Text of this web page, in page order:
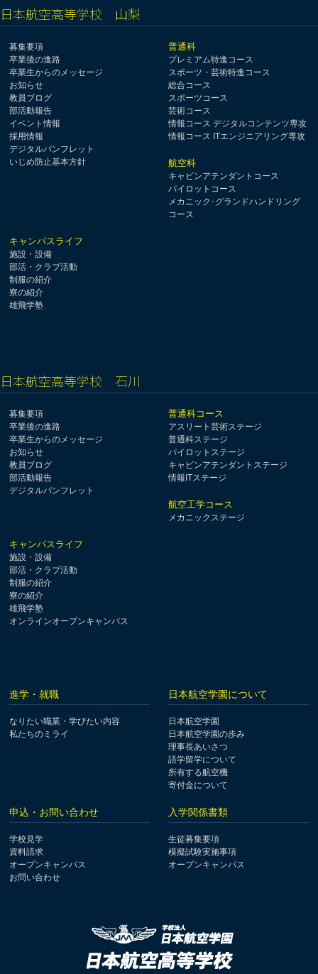
日本航空高等学校 山梨
募集要項
卒業後の進路
卒業生からのメッセージ
お知らせ
教員ブログ
部活動報告
イベント情報
採用情報
デジタルパンフレット
いじめ防止基本方針
普通科
プレミアム特進コース
スポーツ・芸術特進コース
総合コース
スポーツコース
芸術コース
情報コース デジタルコンテンツ専攻
情報コース ITエンジニアリング専攻
航空科
キャビンアテンダントコース
パイロットコース
メカニック･グランドハンドリング
コース
キャンパスライフ
施設・設備
部活・クラブ活動
制服の紹介
寮の紹介
雄飛学塾
日本航空高等学校 石川
募集要項
卒業後の進路
卒業生からのメッセージ
お知らせ
教員ブログ
部活動報告
デジタルパンフレット
普通科コース
アスリート芸術ステージ
普通科ステージ
パイロットステージ
キャビンアテンダントステージ
情報ITステージ
航空工学コース
メカニックステージ
キャンパスライフ
施設・設備
部活・クラブ活動
制服の紹介
寮の紹介
雄飛学塾
オンラインオープンキャンパス
進学・就職
なりたい職業・学びたい内容
私たちのミライ
日本航空学園について
日本航空学園
日本航空学園の歩み
理事長あいさつ
語学留学について
所有する航空機
寄付金について
申込・お問い合わせ
学校見学
資料請求
オープンキャンパス
お問い合わせ
入学関係書類
生徒募集要項
模擬試験実施事項
オープンキャンパス